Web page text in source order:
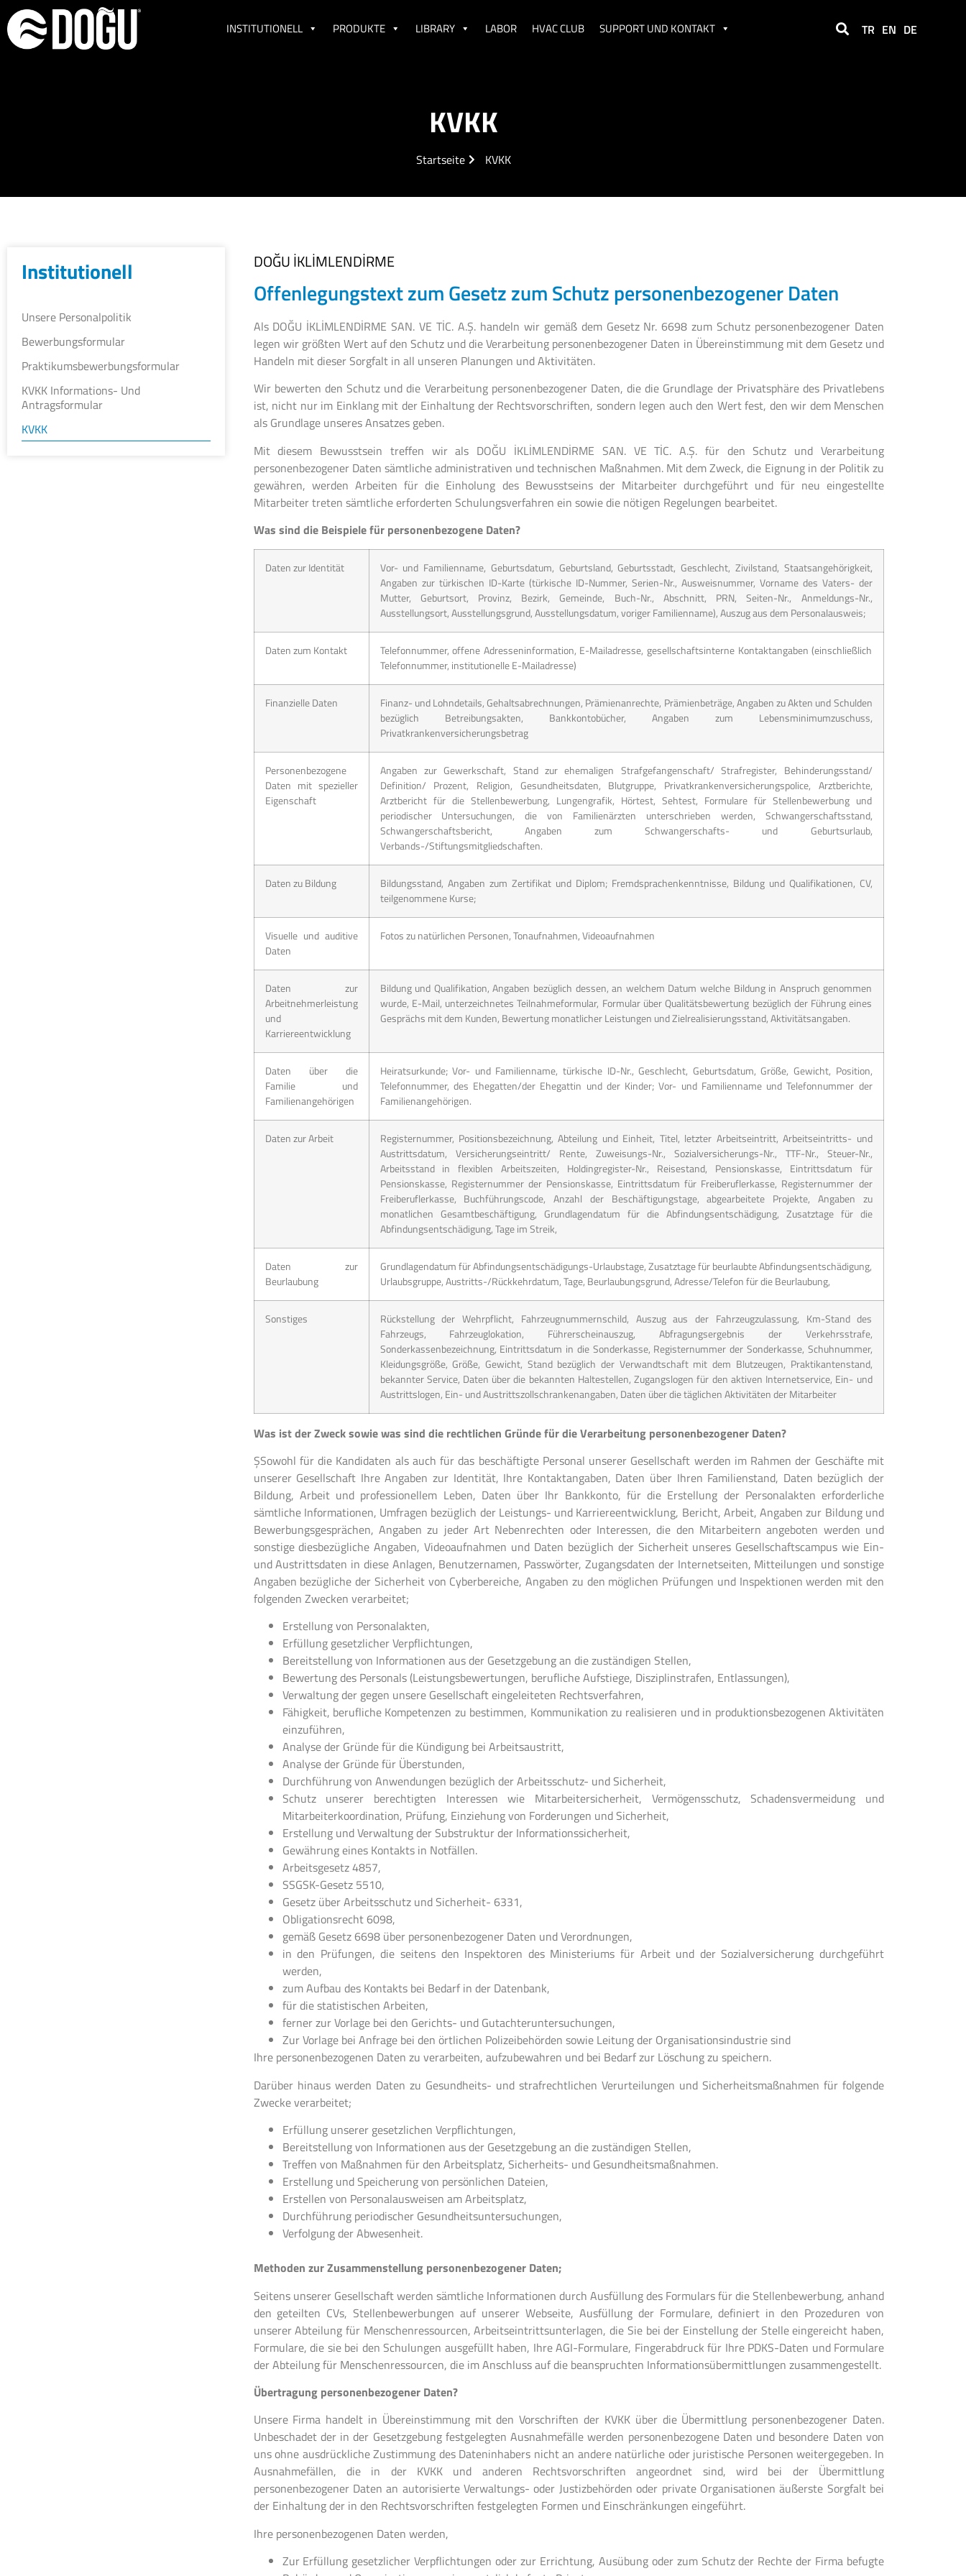
INSTITUTIONELL PRODUKTE LIBRARY LABOR HVAC CLUB SUPPORT UND KONTAKT TR EN DE
KVKK
Startseite KVKK
Institutionell
Unsere Personalpolitik
Bewerbungsformular
Praktikumsbewerbungsformular
KVKK Informations- Und
Antragsformular
KVKK
DOĞU İKLİMLENDİRME
Offenlegungstext zum Gesetz zum Schutz personenbezogener Daten
Als DOĞU İKLİMLENDİRME SAN. VE TİC. A.Ş. handeln wir gemäß dem Gesetz Nr. 6698 zum Schutz personenbezogener Daten
legen wir größten Wert auf den Schutz und die Verarbeitung personenbezogener Daten in Übereinstimmung mit dem Gesetz und
Handeln mit dieser Sorgfalt in all unseren Planungen und Aktivitäten.
Wir bewerten den Schutz und die Verarbeitung personenbezogener Daten, die die Grundlage der Privatsphäre des Privatlebens
ist, nicht nur im Einklang mit der Einhaltung der Rechtsvorschriften, sondern legen auch den Wert fest, den wir dem Menschen
als Grundlage unseres Ansatzes geben.
Mit diesem Bewusstsein treffen wir als DOĞU İKLİMLENDİRME SAN. VE TİC. A.Ş. für den Schutz und Verarbeitung
personenbezogener Daten sämtliche administrativen und technischen Maßnahmen. Mit dem Zweck, die Eignung in der Politik zu
gewähren, werden Arbeiten für die Einholung des Bewusstseins der Mitarbeiter durchgeführt und für neu eingestellte
Mitarbeiter treten sämtliche erforderten Schulungsverfahren ein sowie die nötigen Regelungen bearbeitet.
Was sind die Beispiele für personenbezogene Daten?
Daten zur Identität
Vor- und Familienname, Geburtsdatum, Geburtsland, Geburtsstadt, Geschlecht, Zivilstand, Staatsangehörigkeit,
Angaben zur türkischen ID-Karte (türkische ID-Nummer, Serien-Nr., Ausweisnummer, Vorname des Vaters- der
Mutter, Geburtsort, Provinz, Bezirk, Gemeinde, Buch-Nr., Abschnitt, PRN, Seiten-Nr., Anmeldungs-Nr.,
Ausstellungsort, Ausstellungsgrund, Ausstellungsdatum, voriger Familienname), Auszug aus dem Personalausweis;
Daten zum Kontakt
Telefonnummer, offene Adresseninformation, E-Mailadresse, gesellschaftsinterne Kontaktangaben (einschließlich
Telefonnummer, institutionelle E-Mailadresse)
Finanzielle Daten
Finanz- und Lohndetails, Gehaltsabrechnungen, Prämienanrechte, Prämienbeträge, Angaben zu Akten und Schulden
bezüglich Betreibungsakten, Bankkontobücher, Angaben zum Lebensminimumzuschuss,
Privatkrankenversicherungsbetrag
Personenbezogene
Daten mit spezieller
Eigenschaft
Angaben zur Gewerkschaft, Stand zur ehemaligen Strafgefangenschaft/ Strafregister, Behinderungsstand/
Definition/ Prozent, Religion, Gesundheitsdaten, Blutgruppe, Privatkrankenversicherungspolice, Arztberichte,
Arztbericht für die Stellenbewerbung, Lungengrafik, Hörtest, Sehtest, Formulare für Stellenbewerbung und
periodischer Untersuchungen, die von Familienärzten unterschrieben werden, Schwangerschaftsstand,
Schwangerschaftsbericht, Angaben zum Schwangerschafts- und Geburtsurlaub,
Verbands-/Stiftungsmitgliedschaften.
Daten zu Bildung
Bildungsstand, Angaben zum Zertifikat und Diplom; Fremdsprachenkenntnisse, Bildung und Qualifikationen, CV,
teilgenommene Kurse;
Visuelle und auditive
Daten
Fotos zu natürlichen Personen, Tonaufnahmen, Videoaufnahmen
Daten zur
Arbeitnehmerleistung
und
Karriereentwicklung
Bildung und Qualifikation, Angaben bezüglich dessen, an welchem Datum welche Bildung in Anspruch genommen
wurde, E-Mail, unterzeichnetes Teilnahmeformular, Formular über Qualitätsbewertung bezüglich der Führung eines
Gesprächs mit dem Kunden, Bewertung monatlicher Leistungen und Zielrealisierungsstand, Aktivitätsangaben.
Daten über die
Familie und
Familienangehörigen
Heiratsurkunde; Vor- und Familienname, türkische ID-Nr., Geschlecht, Geburtsdatum, Größe, Gewicht, Position,
Telefonnummer, des Ehegatten/der Ehegattin und der Kinder; Vor- und Familienname und Telefonnummer der
Familienangehörigen.
Daten zur Arbeit
Registernummer, Positionsbezeichnung, Abteilung und Einheit, Titel, letzter Arbeitseintritt, Arbeitseintritts- und
Austrittsdatum, Versicherungseintritt/ Rente, Zuweisungs-Nr., Sozialversicherungs-Nr., TTF-Nr., Steuer-Nr.,
Arbeitsstand in flexiblen Arbeitszeiten, Holdingregister-Nr., Reisestand, Pensionskasse, Eintrittsdatum für
Pensionskasse, Registernummer der Pensionskasse, Eintrittsdatum für Freiberuflerkasse, Registernummer der
Freiberuflerkasse, Buchführungscode, Anzahl der Beschäftigungstage, abgearbeitete Projekte, Angaben zu
monatlichen Gesamtbeschäftigung, Grundlagendatum für die Abfindungsentschädigung, Zusatztage für die
Abfindungsentschädigung, Tage im Streik,
Daten zur
Beurlaubung
Grundlagendatum für Abfindungsentschädigungs-Urlaubstage, Zusatztage für beurlaubte Abfindungsentschädigung,
Urlaubsgruppe, Austritts-/Rückkehrdatum, Tage, Beurlaubungsgrund, Adresse/Telefon für die Beurlaubung,
Sonstiges
Rückstellung der Wehrpflicht, Fahrzeugnummernschild, Auszug aus der Fahrzeugzulassung, Km-Stand des
Fahrzeugs, Fahrzeuglokation, Führerscheinauszug, Abfragungsergebnis der Verkehrsstrafe,
Sonderkassenbezeichnung, Eintrittsdatum in die Sonderkasse, Registernummer der Sonderkasse, Schuhnummer,
Kleidungsgröße, Größe, Gewicht, Stand bezüglich der Verwandtschaft mit dem Blutzeugen, Praktikantenstand,
bekannter Service, Daten über die bekannten Haltestellen, Zugangslogen für den aktiven Internetservice, Ein- und
Austrittslogen, Ein- und Austrittszollschrankenangaben, Daten über die täglichen Aktivitäten der Mitarbeiter
Was ist der Zweck sowie was sind die rechtlichen Gründe für die Verarbeitung personenbezogener Daten?
ŞSowohl für die Kandidaten als auch für das beschäftigte Personal unserer Gesellschaft werden im Rahmen der Geschäfte mit
unserer Gesellschaft Ihre Angaben zur Identität, Ihre Kontaktangaben, Daten über Ihren Familienstand, Daten bezüglich der
Bildung, Arbeit und professionellem Leben, Daten über Ihr Bankkonto, für die Erstellung der Personalakten erforderliche
sämtliche Informationen, Umfragen bezüglich der Leistungs- und Karriereentwicklung, Bericht, Arbeit, Angaben zur Bildung und
Bewerbungsgesprächen, Angaben zu jeder Art Nebenrechten oder Interessen, die den Mitarbeitern angeboten werden und
sonstige diesbezügliche Angaben, Videoaufnahmen und Daten bezüglich der Sicherheit unseres Gesellschaftscampus wie Ein-
und Austrittsdaten in diese Anlagen, Benutzernamen, Passwörter, Zugangsdaten der Internetseiten, Mitteilungen und sonstige
Angaben bezügliche der Sicherheit von Cyberbereiche, Angaben zu den möglichen Prüfungen und Inspektionen werden mit den
folgenden Zwecken verarbeitet;
Erstellung von Personalakten,
Erfüllung gesetzlicher Verpflichtungen,
Bereitstellung von Informationen aus der Gesetzgebung an die zuständigen Stellen,
Bewertung des Personals (Leistungsbewertungen, berufliche Aufstiege, Disziplinstrafen, Entlassungen),
Verwaltung der gegen unsere Gesellschaft eingeleiteten Rechtsverfahren,
Fähigkeit, berufliche Kompetenzen zu bestimmen, Kommunikation zu realisieren und in produktionsbezogenen Aktivitäten
einzuführen,
Analyse der Gründe für die Kündigung bei Arbeitsaustritt,
Analyse der Gründe für Überstunden,
Durchführung von Anwendungen bezüglich der Arbeitsschutz- und Sicherheit,
Schutz unserer berechtigten Interessen wie Mitarbeitersicherheit, Vermögensschutz, Schadensvermeidung und
Mitarbeiterkoordination, Prüfung, Einziehung von Forderungen und Sicherheit,
Erstellung und Verwaltung der Substruktur der Informationssicherheit,
Gewährung eines Kontakts in Notfällen.
Arbeitsgesetz 4857,
SSGSK-Gesetz 5510,
Gesetz über Arbeitsschutz und Sicherheit- 6331,
Obligationsrecht 6098,
gemäß Gesetz 6698 über personenbezogener Daten und Verordnungen,
in den Prüfungen, die seitens den Inspektoren des Ministeriums für Arbeit und der Sozialversicherung durchgeführt
werden,
zum Aufbau des Kontakts bei Bedarf in der Datenbank,
für die statistischen Arbeiten,
ferner zur Vorlage bei den Gerichts- und Gutachteruntersuchungen,
Zur Vorlage bei Anfrage bei den örtlichen Polizeibehörden sowie Leitung der Organisationsindustrie sind
Ihre personenbezogenen Daten zu verarbeiten, aufzubewahren und bei Bedarf zur Löschung zu speichern.
Darüber hinaus werden Daten zu Gesundheits- und strafrechtlichen Verurteilungen und Sicherheitsmaßnahmen für folgende
Zwecke verarbeitet;
Erfüllung unserer gesetzlichen Verpflichtungen,
Bereitstellung von Informationen aus der Gesetzgebung an die zuständigen Stellen,
Treffen von Maßnahmen für den Arbeitsplatz, Sicherheits- und Gesundheitsmaßnahmen.
Erstellung und Speicherung von persönlichen Dateien,
Erstellen von Personalausweisen am Arbeitsplatz,
Durchführung periodischer Gesundheitsuntersuchungen,
Verfolgung der Abwesenheit.
Methoden zur Zusammenstellung personenbezogener Daten;
Seitens unserer Gesellschaft werden sämtliche Informationen durch Ausfüllung des Formulars für die Stellenbewerbung, anhand
den geteilten CVs, Stellenbewerbungen auf unserer Webseite, Ausfüllung der Formulare, definiert in den Prozeduren von
unserer Abteilung für Menschenressourcen, Arbeitseintrittsunterlagen, die Sie bei der Einstellung der Stelle eingereicht haben,
Formulare, die sie bei den Schulungen ausgefüllt haben, Ihre AGI-Formulare, Fingerabdruck für Ihre PDKS-Daten und Formulare
der Abteilung für Menschenressourcen, die im Anschluss auf die beanspruchten Informationsübermittlungen zusammengestellt.
Übertragung personenbezogener Daten?
Unsere Firma handelt in Übereinstimmung mit den Vorschriften der KVKK über die Übermittlung personenbezogener Daten.
Unbeschadet der in der Gesetzgebung festgelegten Ausnahmefälle werden personenbezogene Daten und besondere Daten von
uns ohne ausdrückliche Zustimmung des Dateninhabers nicht an andere natürliche oder juristische Personen weitergegeben. In
Ausnahmefällen, die in der KVKK und anderen Rechtsvorschriften angeordnet sind, wird bei der Übermittlung
personenbezogener Daten an autorisierte Verwaltungs- oder Justizbehörden oder private Organisationen äußerste Sorgfalt bei
der Einhaltung der in den Rechtsvorschriften festgelegten Formen und Einschränkungen eingeführt.
Ihre personenbezogenen Daten werden,
Zur Erfüllung gesetzlicher Verpflichtungen oder zur Errichtung, Ausübung oder zum Schutz der Rechte der Firma befugte